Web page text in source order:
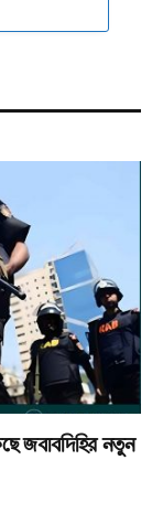
জবাবদিহির নতুন